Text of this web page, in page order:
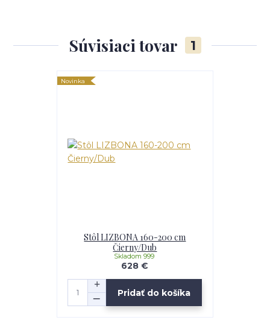
Súvisiaci tovar 1
Novinka
Stôl LIZBONA 160-200 cm
Čierny/Dub
628 €
Skladom 999
Pridať do košíka